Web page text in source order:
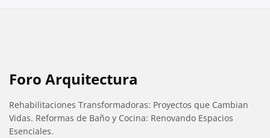
Foro Arquitectura
Rehabilitaciones Transformadoras: Proyectos que Cambian
Vidas. Reformas de Baño y Cocina: Renovando Espacios
Esenciales.